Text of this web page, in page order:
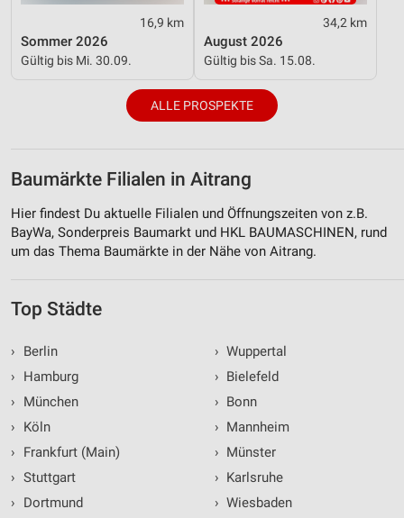
16,9 km
Sommer 2026
Gültig bis Mi. 30.09.
34,2 km
August 2026
Gültig bis Sa. 15.08.
ALLE PROSPEKTE
Baumärkte Filialen in Aitrang
Hier findest Du aktuelle Filialen und Öffnungszeiten von z.B.
BayWa, Sonderpreis Baumarkt und HKL BAUMASCHINEN, rund
um das Thema Baumärkte in der Nähe von Aitrang.
Top Städte
›
Berlin
›
Hamburg
›
München
›
Köln
›
Frankfurt (Main)
› Stuttgart
›
Dortmund
› Wuppertal
› Bielefeld
› Bonn
› Mannheim
› Münster
› Karlsruhe
› Wiesbaden